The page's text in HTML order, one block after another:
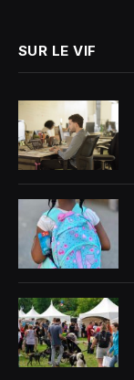
SUR LE VIF